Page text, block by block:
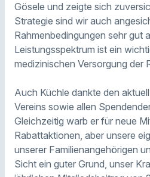
Gösele und zeigte sich
Strategie sind wir auch
Rahmenbedingungen sehr gut
Leistungsspektrum ist ein
medizinischen Versorgung der
Auch Küchle dankte den
Vereins sowie allen
Gleichzeitig warb er für neue
Rabattaktionen, aber unsere
unserer Familienangehörigen
Sicht ein guter Grund, unser